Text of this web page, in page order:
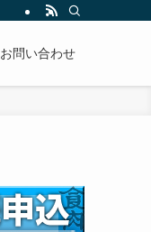
お問い合わせ